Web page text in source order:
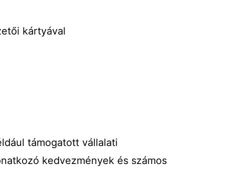
kártyával
támogatott vállalati
kedvezmények és számos